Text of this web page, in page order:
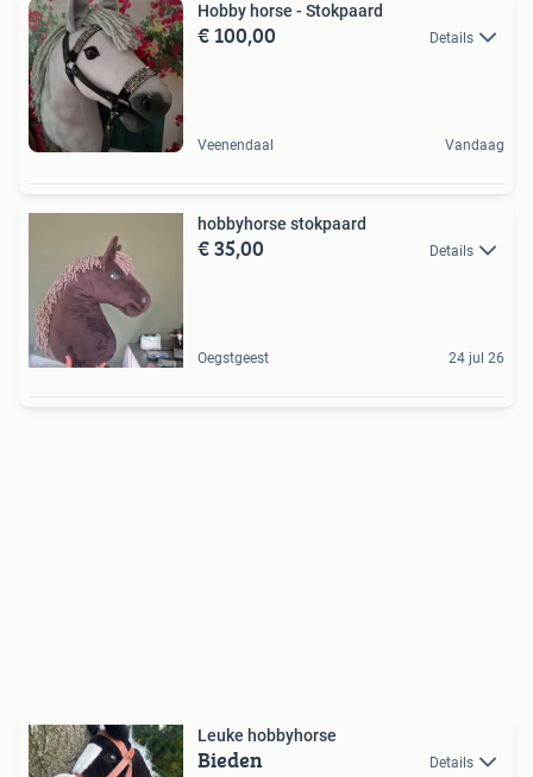
Hobby horse - Stokpaard
€ 100,00 Details
Veenendaal Vandaag
hobbyhorse stokpaard
€ 35,00 Details
Oegstgeest 24 jul 26
Leuke hobbyhorse
Bieden Details